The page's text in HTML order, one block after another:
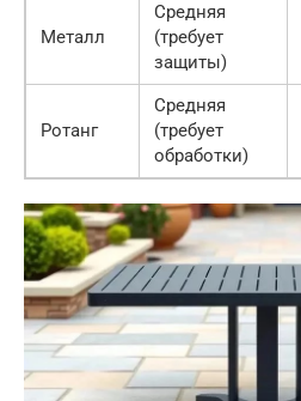
Металл
Средняя
(требует
защиты)
Ротанг
Средняя
(требует
обработки)